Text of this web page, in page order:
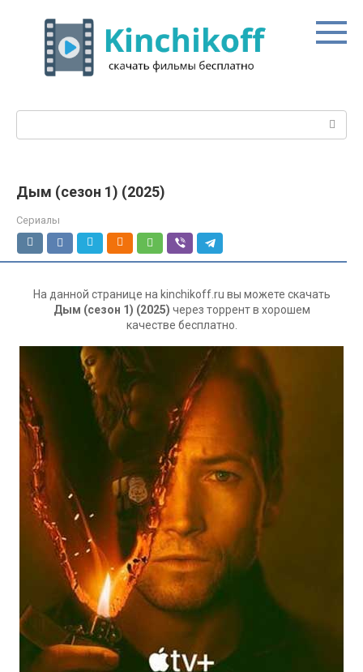
контенту
Дым (сезон 1) (2025)
Сериалы
На данной странице на kinchikoff.ru вы можете скачать
Дым (сезон 1) (2025) через торрент в хорошем
качестве бесплатно.